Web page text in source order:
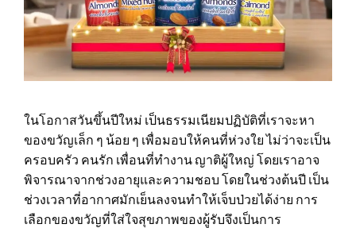
ในโอกาสวันขึ้นปีใหม่ เป็นธรรมเนียมปฏิบัติที่เราจะหา
ของขวัญเล็ก ๆ น้อย ๆ เพื่อมอบให้คนที่ห่วงใย ไม่ว่าจะเป็น
ครอบครัว คนรัก เพื่อนที่ทำงาน ญาติผู้ใหญ่ โดยเราอาจ
พิจารณาจากช่วงอายุและความชอบ โดยในช่วงต้นปี เป็น
ช่วงเวลาที่อากาศมักเย็นลงจนทำให้เจ็บป่วยได้ง่าย การ
เลือกของขวัญที่ใส่ใจสุขภาพของผู้รับจึงเป็นการ